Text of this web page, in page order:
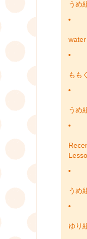
うめ
もも
うめ
うめ
ゆり